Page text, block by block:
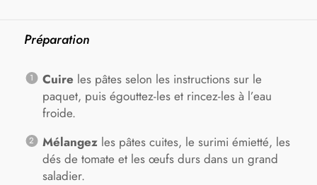
Préparation
Cuire les pâtes selon les instructions sur le
paquet, puis égouttez-les et rincez-les à l’eau
froide.
Mélangezles pâtes cuites, le surimi émietté, les
dés de tomate et les œufs durs dans un grand
saladier.